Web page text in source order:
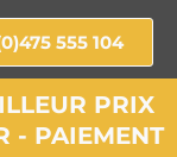
555 104
PRIX
- PAIEMENT